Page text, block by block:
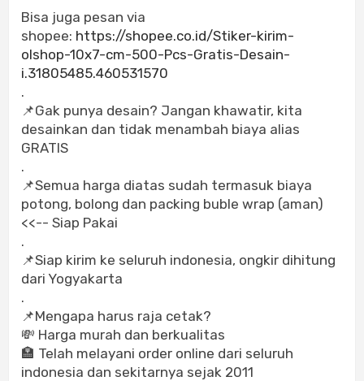
Bisa juga pesan via
shopee: https://shopee.co.id/Stiker-kirim-
olshop-10x7-cm-500-Pcs-Gratis-Desain-
i.31805485.460531570
.
📌Gak punya desain? Jangan khawatir, kita
desainkan dan tidak menambah biaya alias
GRATIS
.
📌Semua harga diatas sudah termasuk biaya
potong, bolong dan packing buble wrap (aman)
<<-- Siap Pakai
.
📌Siap kirim ke seluruh indonesia, ongkir dihitung
dari Yogyakarta
.
📌Mengapa harus raja cetak?
💸 Harga murah dan berkualitas
🏣 Telah melayani order online dari seluruh
indonesia dan sekitarnya sejak 2011